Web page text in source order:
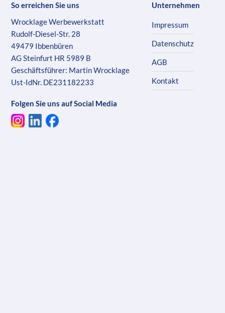
So erreichen Sie uns
Wrocklage Werbewerkstatt
Rudolf-Diesel-Str. 28
49479 Ibbenbüren
AG Steinfurt HR 5989 B
Geschäftsführer: Martin Wrocklage
Ust-IdNr. DE231182233
Folgen Sie uns auf Social Media
Unternehmen
Impressum
Datenschutz
AGB
Kontakt